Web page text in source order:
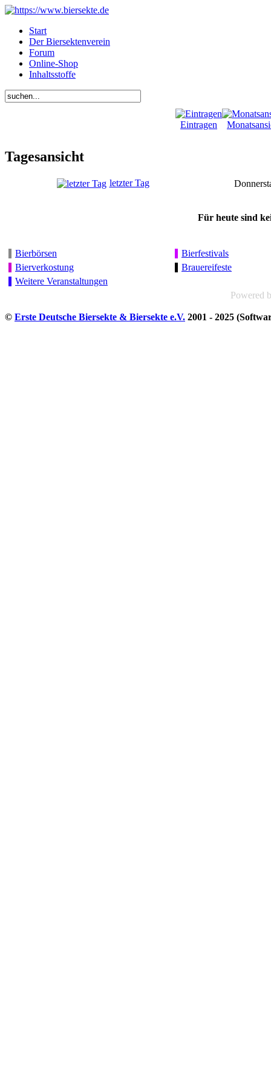
Start
Der Biersektenverein
Forum
Online-Shop
Inhaltsstoffe
Eintragen
Tagesansicht
letzter Tag
Für heute sind
Bierbörsen
Bierfestivals
Bierverkostung
Brauereifeste
Weitere Veranstaltungen
Powered
© Erste Deutsche Biersekte & Biersekte e.V. 2001 - 2025